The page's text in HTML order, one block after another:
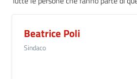
Beatrice Poli
Sindaco